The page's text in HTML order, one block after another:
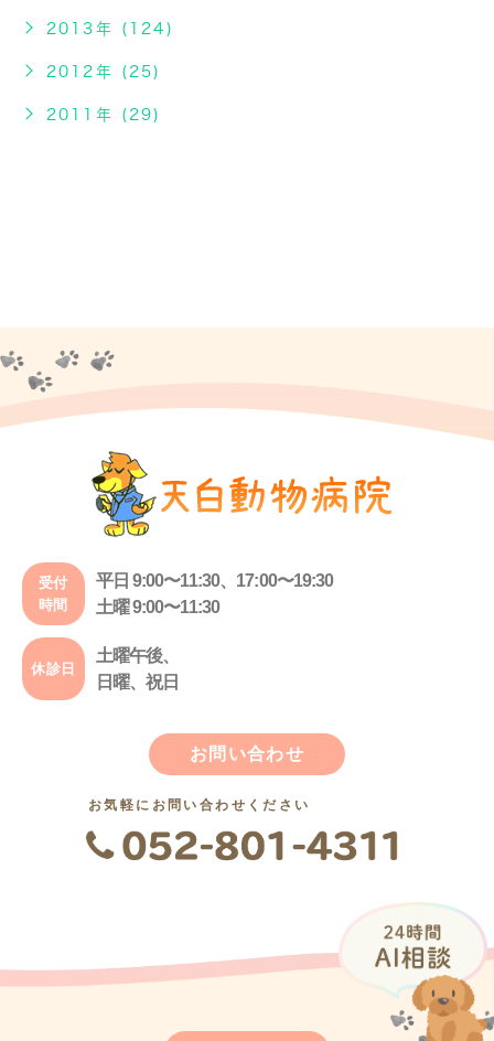
2013年 (124)
2012年 (25)
2011年 (29)
受付
時間
平日 9:00〜11:30、17:00〜19:30
土曜 9:00〜11:30
休診日
土曜午後、
日曜、祝日
お問い合わせ
お気軽にお問い合わせください